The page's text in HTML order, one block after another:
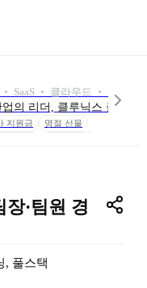
SaaS ‧ 클라우드 ‧ SW/App
의 리더, 클루닉스 클루
지원금
명절 선물
·팀원 경
, 풀스택